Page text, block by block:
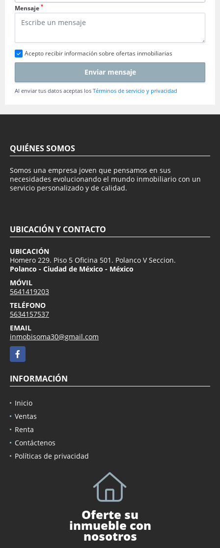
Mensaje *
Acepto recibir información sobre ofertas inmobiliarias
Enviar mensaje
Al enviar tus datos aceptas los Términos de servicio y privacidad
QUIÉNES SOMOS
Somos una empresa joven que pensamos en sus
necesidades evolucionando el mundo inmobiliario con un
servicio personalizado y de calidad.
UBICACIÓN Y CONTACTO
UBICACIÓN
Homero 229. Piso 5 Oficina 501. Polanco V Seccion.
Polanco - Ciudad de México - México
MÓVIL
5641419203
TELÉFONO
5634157537
EMAIL
inmobisoma30@gmail.com
Facebook
INFORMACIÓN
Inicio
Ventas
Renta
Contáctenos
Políticas de privacidad
Oferte su
inmueble con
nosotros